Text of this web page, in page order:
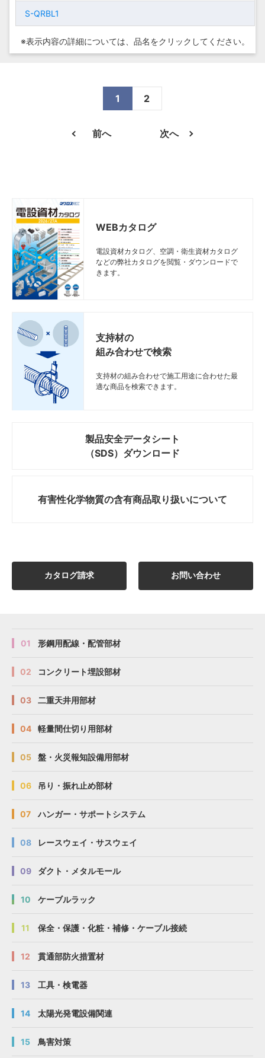
S-QRBL1
S-QRBL1
S-QRBL1
S-QRBL1
※表示内容の詳細については、 品名をクリックしてください。
1 2
前へ 次へ
WEBカタログ
電設資材カタログ、空調・衛生資材カタログ
などの弊社カタログを閲覧・ダウンロードで
きます。
支持材の
組み合わせで検索
支持材の組み合わせで施工用途に合わせた最
適な商品を検索できます。
製品安全データシート
（SDS）ダウンロード
有害性化学物質の含有商品取り扱いについて
カタログ請求 お問い合わせ
01 形鋼用配線・配管部材
02 コンクリート埋設部材
03 二重天井用部材
04 軽量間仕切り用部材
05 盤・火災報知設備用部材
06 吊り・振れ止め部材
07 ハンガー・サポートシステム
08 レースウェイ・サスウェイ
09 ダクト・メタルモール
10 ケーブルラック
11 保全・保護・化粧・補修・ケーブル接続
12 貫通部防火措置材
13 工具・検電器
14 太陽光発電設備関連
15 鳥害対策